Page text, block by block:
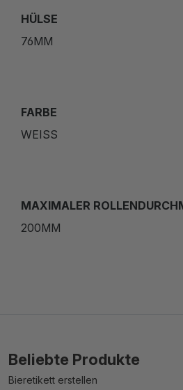
HÜLSE
76MM
FARBE
WEISS
MAXIMALER
200MM
Beliebte Produkte
Bieretikett erstellen